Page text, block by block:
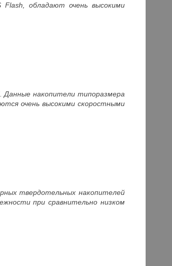
обладают очень высокими
Данные накопители типоразмера
очень высокими скоростными
твердотельных накопителей
при сравнительно низком